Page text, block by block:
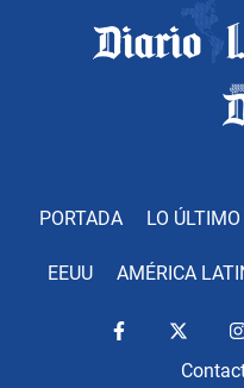
PORTADA LO ÚLTIMO
EEUU AMÉRICA